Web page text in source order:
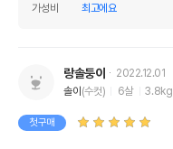
가성비
최고에요
랑솔둥이
2022.12.01
솔이 (수컷) 6살 3.8kg
첫구매